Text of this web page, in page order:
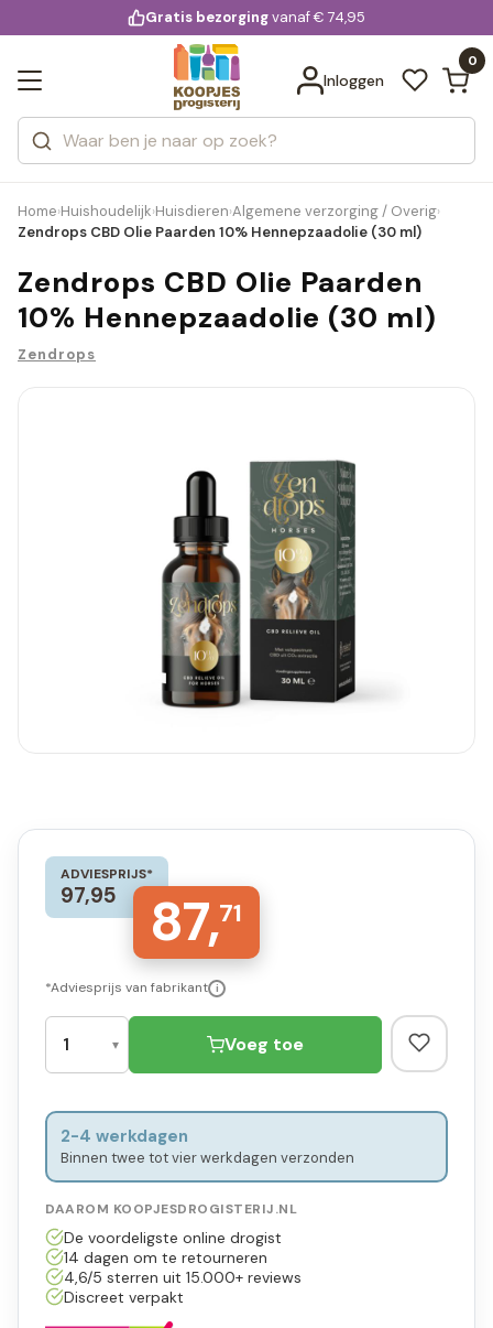
voor 20:00 uur besteld
Gratis bezorgingvanaf € 74,95
Inloggen
0
Zoeken
Categorieën
Merken
Bekijk alle resultaten
Home›Huishoudelijk›Huisdieren›Algemene verzorging / Overig›
Zendrops CBD Olie Paarden 10% Hennepzaadolie (30 ml)
Zendrops CBD Olie Paarden
10% Hennepzaadolie (30 ml)
Zendrops
ADVIESPRIJS*
97,95 87,71
*Adviesprijs van fabrikant i
Voeg toe
2-4 werkdagen
Binnen twee tot vier werkdagen verzonden
DAAROM KOOPJESDROGISTERIJ.NL
De voordeligste online drogist
14 dagen om te retourneren
4,6/5 sterren uit 15.000+ reviews
Discreet verpakt